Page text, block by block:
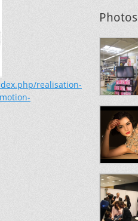
realisation-
Photos